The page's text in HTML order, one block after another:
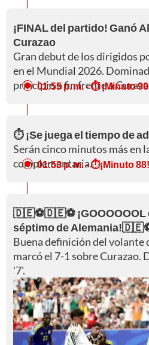
¡FINAL del partido! Ganó
Curazao
Gran debut de los dirigidos
en el Mundial 2026.
principio a fin frente a
01:55 p. m.- ⏱️ ¡Minuto
⏱️ ¡Se juega el tiempo de
Serán cinco minutos más en
complementaria.
01:53 p. m.- ⏱️¡Minuto
🇩🇪⚽🇩🇪⚽ ¡GOOOOOOL
séptimo de
Buena definición del volante
marcó el 7-1 sobre Curazao.
'7'.